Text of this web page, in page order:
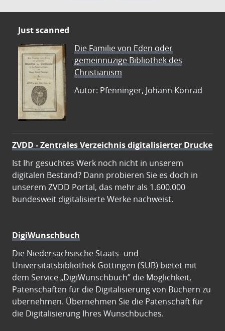
Just scanned
Die Familie von Eden oder
gemeinnüzige Bibliothek des
Christianism
Autor: Pfenninger, Johann Konrad
ZVDD - Zentrales Verzeichnis digitalisierter Drucke
Ist Ihr gesuchtes Werk noch nicht in unserem
digitalen Bestand? Dann probieren Sie es doch in
unserem ZVDD Portal, das mehr als 1.600.000
bundesweit digitalisierte Werke nachweist.
DigiWunschbuch
Die Niedersächsische Staats- und
Universitätsbibliothek Göttingen (SUB) bietet mit
dem Service „DigiWunschbuch” die Möglichkeit,
Patenschaften für die Digitalisierung von Büchern zu
übernehmen. Übernehmen Sie die Patenschaft für
die Digitalisierung Ihres Wunschbuches.